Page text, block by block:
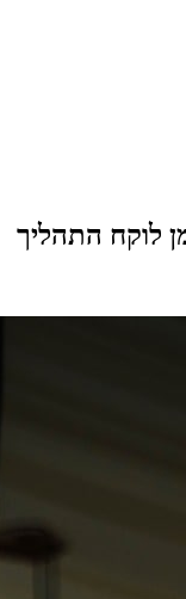
לוקח התהליך